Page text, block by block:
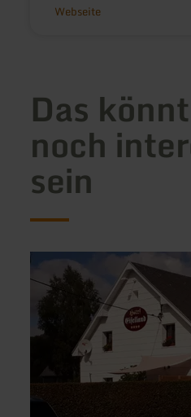
Webseite
Das
noch
sein
erfahren
zu:
Hotel
(Belgien)